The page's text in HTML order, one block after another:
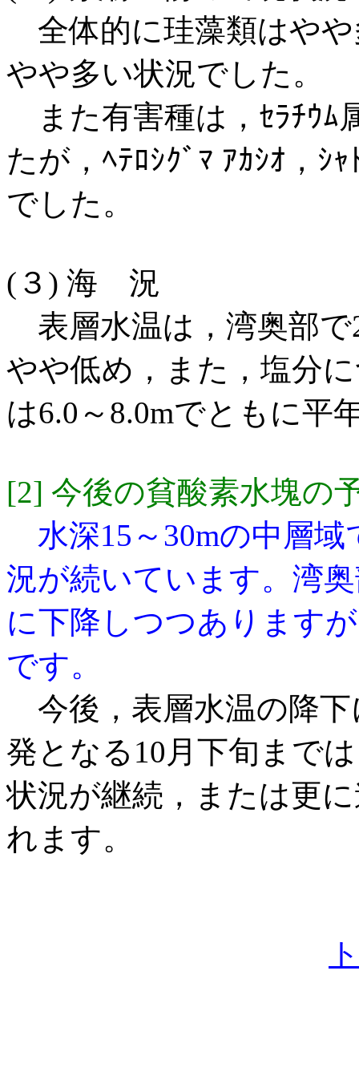
全体的に珪藻類はやや
やや多い状況でした。
また有害種は，ｾﾗﾁｳﾑ
たが，ﾍﾃﾛｼｸﾞﾏ ｱｶｼｵ，ｼ
でした。
(３) 海 況
表層水温は，湾奥部で
やや低め，また，塩分
は6.0～8.0mでともに平
[2] 今後の貧酸素水塊の
水深15～30mの中層
況が続いています。湾
に下降しつつありま す
です。
今後，表層水温の降
発となる10月下旬まで
状況が継続，または更
れます。